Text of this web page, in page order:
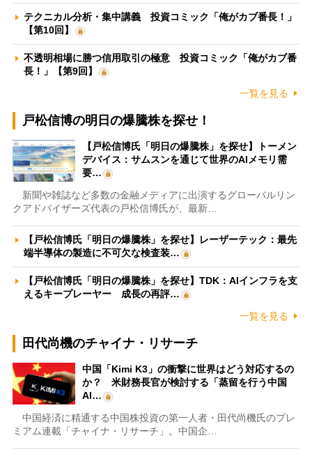
テクニカル分析・集中講義 投資コミック「俺がカブ番長！」
【第10回】
不透明相場に勝つ信用取引の極意 投資コミック「俺がカブ番
長！」【第9回】
一覧を見る
戸松信博の明日の爆騰株を探せ！
【戸松信博氏「明日の爆騰株」を探せ】トーメン
デバイス：サムスンを通じて世界のAIメモリ需
要…
新聞や雑誌など多数の金融メディアに出演するグローバルリン
クアドバイザーズ代表の戸松信博氏が、最新…
【戸松信博氏「明日の爆騰株」を探せ】レーザーテック：最先
端半導体の製造に不可欠な検査装…
【戸松信博氏「明日の爆騰株」を探せ】TDK：AIインフラを支
えるキープレーヤー 成長の再評…
一覧を見る
田代尚機のチャイナ・リサーチ
中国「Kimi K3」の衝撃に世界はどう対応するの
か？ 米財務長官が検討する「蒸留を行う中国
AI…
中国経済に精通する中国株投資の第一人者・田代尚機氏のプレ
ミアム連載「チャイナ・リサーチ」。中国企…